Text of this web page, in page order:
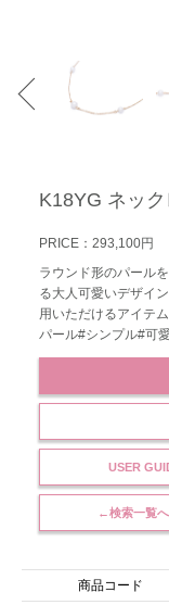
K18YG ネック
PRICE：293,100円
ラウンド形のパール
る大人可愛いデザイ
用いただけるアイテ
パール#シンプル#可
USER
←検索一覧
商品コード